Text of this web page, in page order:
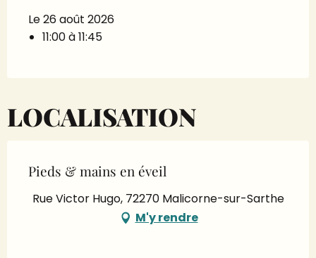
Le 26 août 2026
11:00 à 11:45
LOCALISATION
Pieds & mains en éveil
Rue Victor Hugo, 72270 Malicorne-sur-Sarthe
M'y rendre